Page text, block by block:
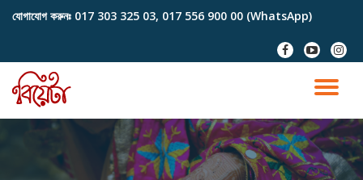
content
যোগাযোগ করুনঃ 017 303 325 03, 017 556 900 00 (WhatsApp)
fa-
facebook
fa-
youtube-
play
fa-